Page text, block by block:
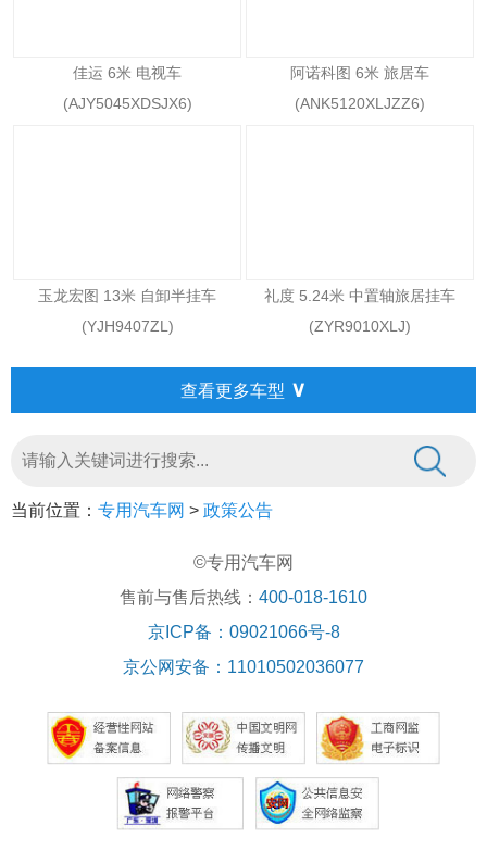
佳运 6米 电视车
(AJY5045XDSJX6)
阿诺科图 6米 旅居车
(ANK5120XLJZZ6)
玉龙宏图 13米 自卸半挂车
(YJH9407ZL)
礼度 5.24米 中置轴旅居挂车
(ZYR9010XLJ)
查看更多车型 ∨
当前位置： 专用汽车网 > 政策公告
©专用汽车网
售前与售后热线： 400-018-1610
京ICP备：09021066号-8
京公网安备：11010502036077